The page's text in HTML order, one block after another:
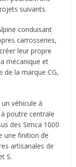
suivants.
conduisant
carrosseries,
leur propre
mécanique et
de la marque CG,
véhicule à
poutre centrale
des Simca 1000
une finition de
artisanales de
S.